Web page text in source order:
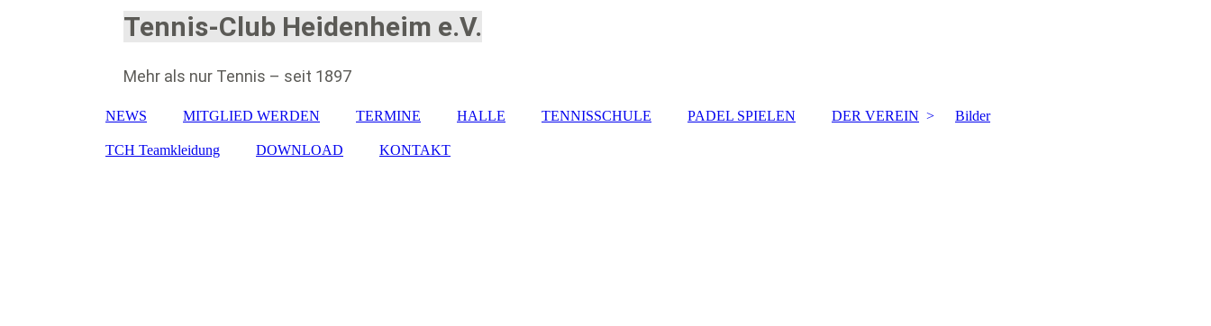
Tennis-Club Heidenheim e.V.
Mehr als nur Tennis – seit 1897
NEWS MITGLIED WERDEN TERMINE HALLE TENNISSCHULE PADEL SPIELEN DER VEREIN Bilder
TCH Teamkleidung DOWNLOAD KONTAKT